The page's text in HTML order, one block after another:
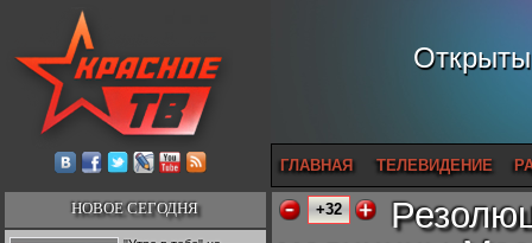
ГЛАВНАЯ ТЕЛЕВИДЕНИЕ
НОВОЕ СЕГОДНЯ +32